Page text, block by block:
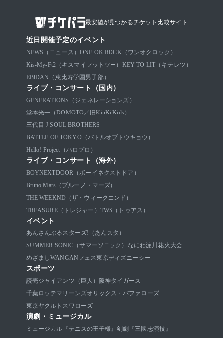
最安値が見つかるチケット比較サイト
近日開催予定のイベント
NEWS（ニュース） ONE OK ROCK（ワンオクロック）
Kis-My-Ft2（キスマイフットツー） KEY TO LIT（キテレツ）
EBiDAN（恵比寿学園男子部）
ライブ・コンサート（国内）
GENERATIONS（ジェネレーションズ）
堂本光一（DOMOTO／旧KinKi Kids）
三代目 J SOUL BROTHERS
BATTLE OF TOKYO（バトルオブトウキョウ）
Hello! Project（ハロプロ）
ライブ・コンサート（海外）
BOYNEXTDOOR（ボーイネクストドア）
Bruno Mars（ブルーノ・マーズ）
THE WEEKND（ザ・ウィークエンド）
TREASURE（トレジャー） TWS（トゥアス）
イベント
あんさんぶるスターズ!（あんスタ）
SUMMER SONIC（サマーソニック） なにわ淀川花火大会
めざましWANGANフェス東京ディズニーシー
スポーツ
読売ジャイアンツ（巨人）
阪神タイガース
千葉ロッテマリーンズオリックス・バファローズ
東京ヤクルトスワローズ
演劇・ミュージカル
ミュージカル『テニスの王子様』 剣劇『三國志演技』